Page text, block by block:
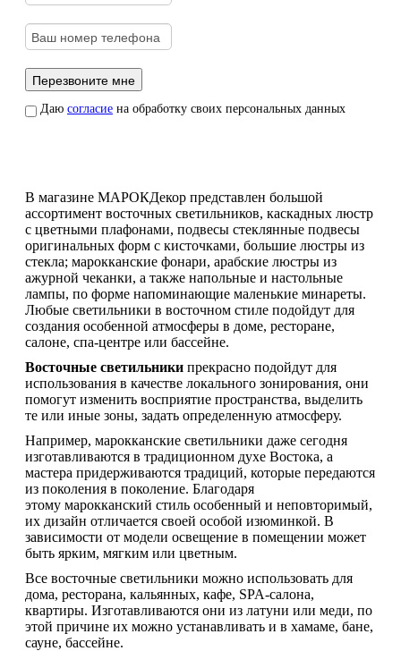
Даю согласие на обработку своих персональных данных
В магазине МАРОКДекор представлен большой
ассортимент восточных светильников, каскадных люстр
с цветными плафонами, подвесы стеклянные подвесы
оригинальных форм с кисточками, большие люстры из
стекла; марокканские фонари, арабские люстры из
ажурной чеканки, а также напольные и настольные
лампы, по форме напоминающие маленькие минареты.
Любые светильники в восточном стиле подойдут для
создания особенной атмосферы в доме, ресторане,
салоне, спа-центре или бассейне.
Восточные светильники прекрасно подойдут для
использования в качестве локального зонирования, они
помогут изменить восприятие пространства, выделить
те или иные зоны, задать определенную атмосферу.
Например, марокканские светильники даже сегодня
изготавливаются в традиционном духе Востока, а
мастера придерживаются традиций, которые передаются
из поколения в поколение. Благодаря
этому марокканский стиль особенный и неповторимый,
их дизайн отличается своей особой изюминкой. В
зависимости от модели освещение в помещении может
быть ярким, мягким или цветным.
Все восточные светильники можно использовать для
дома, ресторана, кальянных, кафе, SPA-салона,
квартиры. Изготавливаются они из латуни или меди, по
этой причине их можно устанавливать и в хамаме, бане,
сауне, бассейне.